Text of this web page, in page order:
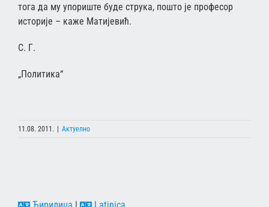
тога да му упориште буде струка, пошто је професор
историје – каже Матијевић.
С. Г.
„Политика“
11.08. 2011. | Актуелно
Ћирилица | Latinica